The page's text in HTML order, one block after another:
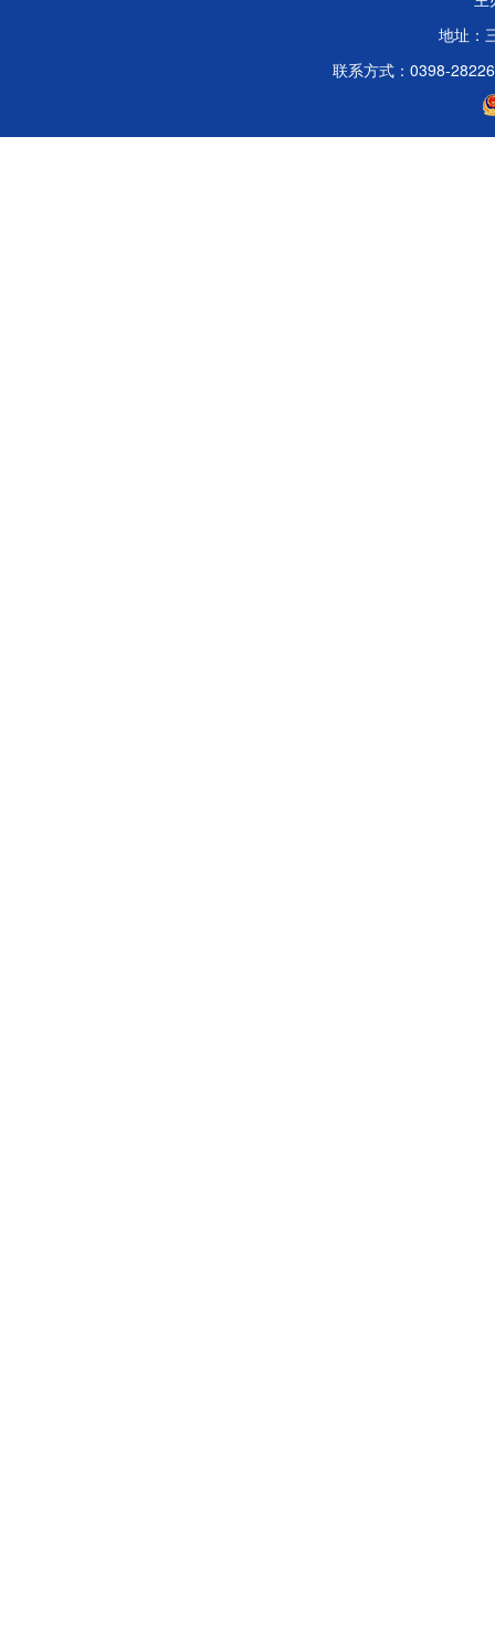
地址：
联系方式：0398-